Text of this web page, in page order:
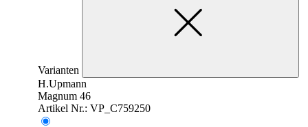
Varianten
H.Upmann
Magnum 46
Artikel Nr.: VP_C759250